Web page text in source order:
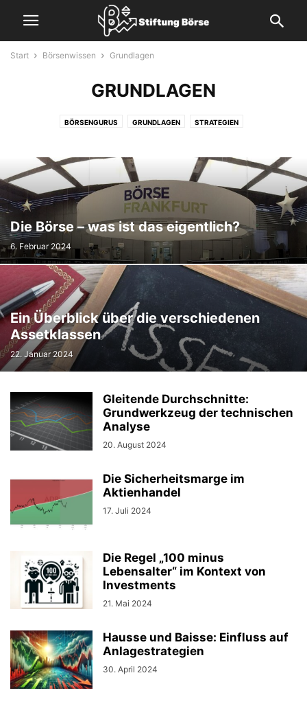
Start Börsenwissen Grundlagen
GRUNDLAGEN
BÖRSENGURUS GRUNDLAGEN STRATEGIEN
Die Börse – was ist das eigentlich?
6. Februar 2024
Ein Überblick über die verschiedenen
Assetklassen
22. Januar 2024
Gleitende Durchschnitte:
Grundwerkzeug der technischen
Analyse
20. August 2024
Die Sicherheitsmarge im
Aktienhandel
17. Juli 2024
Die Regel „100 minus
Lebensalter“ im Kontext von
Investments
21. Mai 2024
Hausse und Baisse: Einfluss auf
Anlagestrategien
30. April 2024